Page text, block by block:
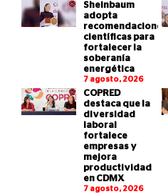
Sheinbaum
adopta
recomendaciones
científicas para
fortalecer la
soberanía
energética
7 agosto, 2026
COPRED
destaca que la
diversidad
laboral
fortalece
empresas y
mejora
productividad
en CDMX
7 agosto, 2026